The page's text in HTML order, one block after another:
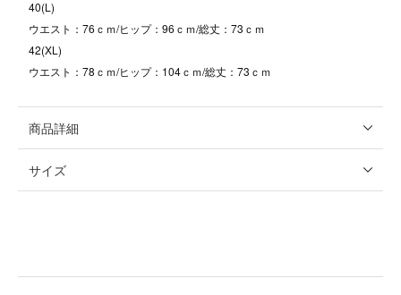
40(L)
ウエスト：76ｃｍ/ヒップ：96ｃｍ/総丈：73ｃｍ
42(XL)
ウエスト：78ｃｍ/ヒップ：104ｃｍ/総丈：73ｃｍ
商品詳細
サイズ